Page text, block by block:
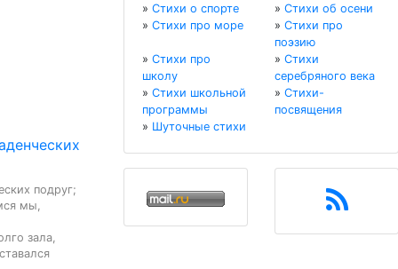
подруг;
мы,
зала,
» Стихи о спорте » Стихи об осени
» Стихи про море » Стихи про
поэзию
» Стихи про
школу
» Стихи
серебряного века
» Стихи школьной
программы
» Стихи-
посвящения
» Шуточные стихи